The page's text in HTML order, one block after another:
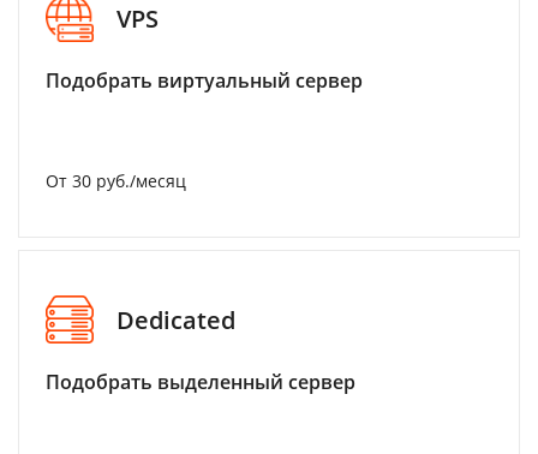
VPS
Подобрать виртуальный сервер
От 30 руб./месяц
Dedicated
Подобрать выделенный сервер